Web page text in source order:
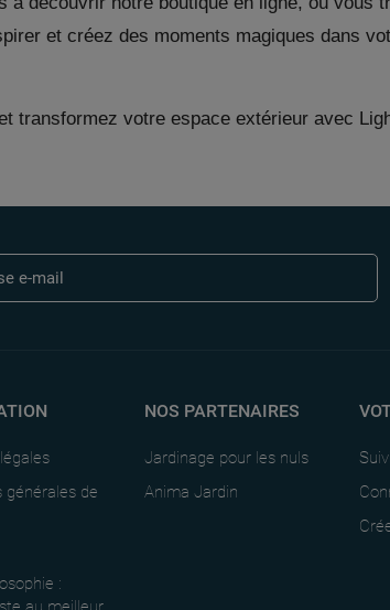
et créez des moments magiques dans
transformez votre espace extérieur avec
générales de
:
NOS PARTENAIRES
Jardinage pour les nuls
Anima Jardin